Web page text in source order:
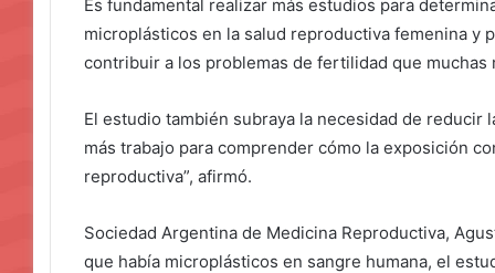
Es fundamental realizar más estudios para
microplásticos en la salud reproductiva femenina y
contribuir a los problemas de fertilidad que
El estudio también subraya la necesidad de reducir
más trabajo para comprender cómo la exposición
reproductiva”, afirmó.
Sociedad Argentina de Medicina Reproductiva,
que había microplásticos en sangre humana, el